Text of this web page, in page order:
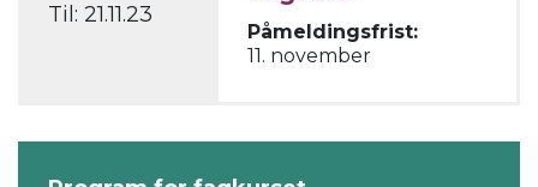
Til: 21.11.23
Påmeldingsfrist:
11. november